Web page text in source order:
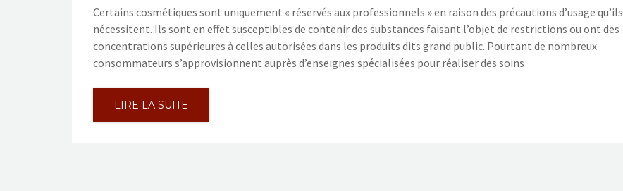
Certains cosmétiques sont uniquement « réservés aux professionnels » en raison des précautions d’usage qu’ils
nécessitent. Ils sont en effet susceptibles de contenir des substances faisant l’objet de restrictions ou ont des
concentrations supérieures à celles autorisées dans les produits dits grand public. Pourtant de nombreux
consommateurs s’approvisionnent auprès d’enseignes spécialisées pour réaliser des soins
LIRE LA SUITE